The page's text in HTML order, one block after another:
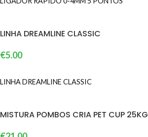
LINHA DREAMLINE CLASSIC
€5.00
LINHA DREAMLINE CLASSIC
MISTURA POMBOS CRIA PET CUP 25KG